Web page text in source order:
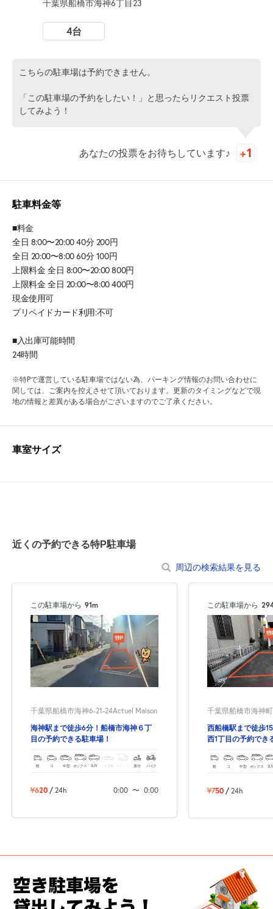
千葉県船橋市海神6丁目23
4台
こちらの駐車場は予約できません。
「この駐車場の予約をしたい！」と思ったらリクエスト投票
してみよう！
あなたの投票をお待ちしています♪
駐車料金等
■料金
全日 8:00〜20:00 40分 200円
全日 20:00〜8:00 60分 100円
上限料金 全日 8:00〜20:00 800円
上限料金 全日 20:00〜8:00 400円
現金使用可
プリペイドカード利用:不可
■入出庫可能時間
24時間
※特Pで運営している駐車場ではない為、パーキング情報のお問い合わせに
関しては、ご案内を控えさせて頂いております。更新のタイミングなどで現
地の情報と差異がある場合がございますのでご了承ください。
車室サイズ
近くの予約できる特P駐車場
周辺の検索結果を見る
この駐車場から 91m
千葉県船橋市海神6-21-24Actuel Maison
海神駅まで徒歩6分！船橋市海神６丁
目の予約できる駐車場！
軽 コ 中型 ボックス SUV トラック 原付 バイク
¥620 / 24h 0:00 〜 0:00
この駐車場から
千葉県船橋市海神
西船橋駅まで徒歩
西1丁目の予約でき
軽 コ 中型 ボックス
¥750 / 24h